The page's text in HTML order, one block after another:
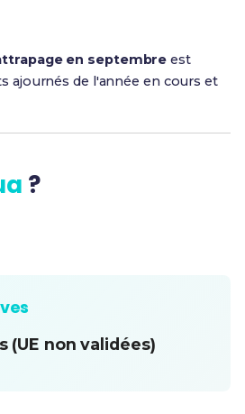
en septembre est
ajournés de l'année en cours et
?
(UE non validées)